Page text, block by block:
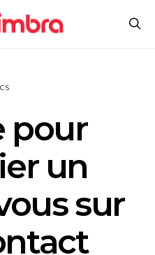
pour
un
sur